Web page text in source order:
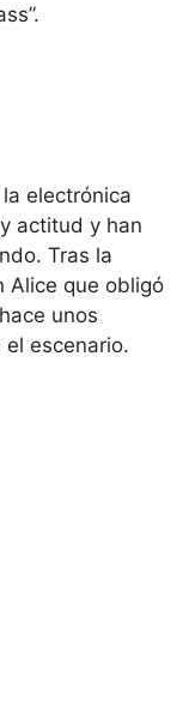
electrónica
actitud y han
Tras la
Alice que obligó
unos
escenario.